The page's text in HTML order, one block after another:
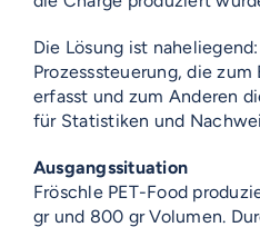
Die Lösung ist
Prozesssteuerung, die
erfasst und zum Anderen
für Statistiken und
Ausgangssituation
Fröschle PET-Food
gr und 800 gr Volumen.